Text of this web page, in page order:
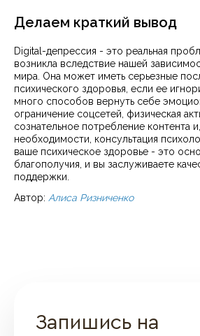
Делаем краткий вывод
Digital-депрессия - это реальная
возникла вследствие нашей
мира. Она может иметь серьезные
психического здоровья, если ее
много способов вернуть себе
ограничение соцсетей, физическая
сознательное потребление контента
необходимости, консультация
ваше психическое здоровье - это
благополучия, и вы заслуживаете
поддержки.
Автор: Алиса Ризниченко
Запишись на